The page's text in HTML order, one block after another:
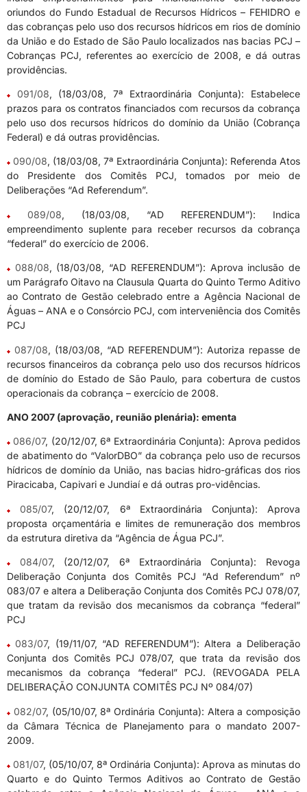
oriundos do Fundo Estadual de Recursos Hídricos – FEHIDRO e
das cobranças pelo uso dos recursos hídricos em rios de domínio
da União e do Estado de São Paulo localizados nas bacias PCJ –
Cobranças PCJ, referentes ao exercício de 2008, e dá outras
providências.
091/08, (18/03/08, 7ª Extraordinária Conjunta): Estabelece
prazos para os contratos financiados com recursos da cobrança
pelo uso dos recursos hídricos do domínio da União (Cobrança
Federal) e dá outras providências.
090/08, (18/03/08, 7ª Extraordinária Conjunta): Referenda Atos
do Presidente dos Comitês PCJ, tomados por meio de
Deliberações “Ad Referendum”.
089/08, (18/03/08, “AD REFERENDUM”): Indica
empreendimento suplente para receber recursos da cobrança
“federal” do exercício de 2006.
088/08, (18/03/08, “AD REFERENDUM”): Aprova inclusão de
um Parágrafo Oitavo na Clausula Quarta do Quinto Termo Aditivo
ao Contrato de Gestão celebrado entre a Agência Nacional de
Águas – ANA e o Consórcio PCJ, com interveniência dos Comitês
PCJ
087/08, (18/03/08, “AD REFERENDUM”): Autoriza repasse de
recursos financeiros da cobrança pelo uso dos recursos hídricos
de domínio do Estado de São Paulo, para cobertura de custos
operacionais da cobrança – exercício de 2008.
ANO 2007 (aprovação, reunião plenária): ementa
086/07, (20/12/07, 6ª Extraordinária Conjunta): Aprova pedidos
de abatimento do “ValorDBO” da cobrança pelo uso de recursos
hídricos de domínio da União, nas bacias hidro-gráficas dos rios
Piracicaba, Capivari e Jundiaí e dá outras pro-vidências.
085/07, (20/12/07, 6ª Extraordinária Conjunta): Aprova
proposta orçamentária e limites de remuneração dos membros
da estrutura diretiva da “Agência de Água PCJ”.
084/07, (20/12/07, 6ª Extraordinária Conjunta): Revoga
Deliberação Conjunta dos Comitês PCJ “Ad Referendum” nº
083/07 e altera a Deliberação Conjunta dos Comitês PCJ 078/07,
que tratam da revisão dos mecanismos da cobrança “federal”
PCJ
083/07, (19/11/07, “AD REFERENDUM”): Altera a Deliberação
Conjunta dos Comitês PCJ 078/07, que trata da revisão dos
mecanismos da cobrança “federal” PCJ. (REVOGADA PELA
DELIBERAÇÃO CONJUNTA COMITÊS PCJ Nº 084/07)
082/07, (05/10/07, 8ª Ordinária Conjunta): Altera a composição
da Câmara Técnica de Planejamento para o mandato 2007-
2009.
081/07, (05/10/07, 8ª Ordinária Conjunta): Aprova as minutas do
Quarto e do Quinto Termos Aditivos ao Contrato de Gestão